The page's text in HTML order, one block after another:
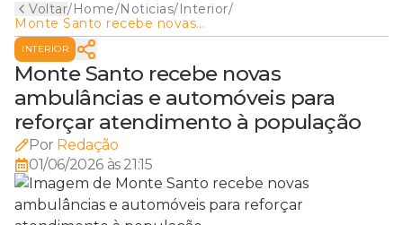
Voltar/Home/Noticias/Interior/
Monte Santo recebe novas
ambulâncias e automóveis
para reforçar atendimento à
população
INTERIOR
Monte Santo recebe novas
ambulâncias e automóveis para
reforçar atendimento à população
Por Redação
01/06/2026 às 21:15